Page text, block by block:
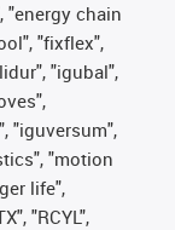
"energy chain
"fixflex",
"igubal",
"iguversum",
"motion
life",
"RCYL",